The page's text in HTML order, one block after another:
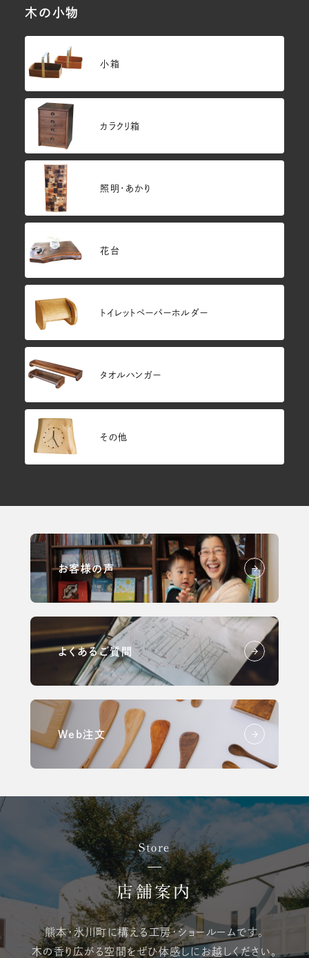
木の小物
小箱
カラクリ箱
照明・あかり
花台
トイレットペーパーホルダー
タオルハンガー
その他
お客様の声
よくあるご質問
Web注文
Store
店舗案内
熊本・氷川町に構える工房・ショールームです。
木の香り広がる空間をぜひ体感しにお越しください。